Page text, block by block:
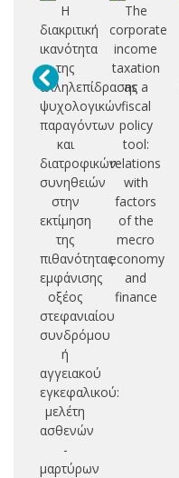
Η
διακριτική
ικανότητα
της
αλληλεπίδρασης
ψυχολογικών
παραγόντων
και
διατροφικών
συνηθειών
στην
εκτίμηση
της
πιθανότητας
εμφάνισης
οξέος
στεφανιαίου
συνδρόμου
ή
αγγειακού
εγκεφαλικού:
μελέτη
ασθενών
-
μαρτύρων
The
corporate
income
taxation
as a
fiscal
policy
tool:
relations
with
factors
of the
mecro
economy
and
finance